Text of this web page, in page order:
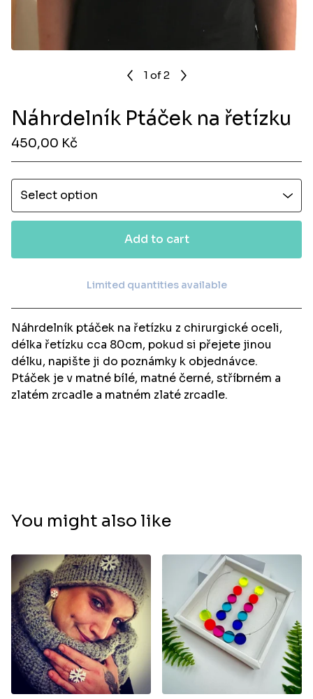
1 of 2
Náhrdelník Ptáček na řetízku
450,00 Kč
Add to cart
View cart
Limited quantities available
Náhrdelník ptáček na řetízku z chirurgické oceli,
délka řetízku cca 80cm, pokud si přejete jinou
délku, napište ji do poznámky k objednávce.
Ptáček je v matné bílé, matné černé, stříbrném a
zlatém zrcadle a matném zlaté zrcadle.
You might also like